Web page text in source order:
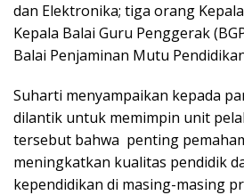
dan Elektronika; tiga orang
Kepala Balai Guru Penggerak
Balai Penjaminan Mutu
Suharti menyampaikan kepada
dilantik untuk memimpin unit
tersebut bahwa penting
meningkatkan kualitas pendidik
kependidikan di masing-masing